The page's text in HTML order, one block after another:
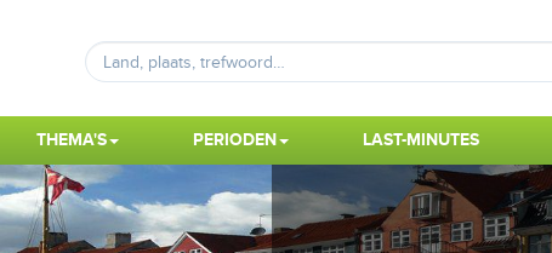
THEMA'S PERIODEN LAST-MINUTES